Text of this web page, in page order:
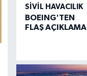
SIVIL HAVACILIK
BOEING'TEN
FLAŞ AÇIKLAMA